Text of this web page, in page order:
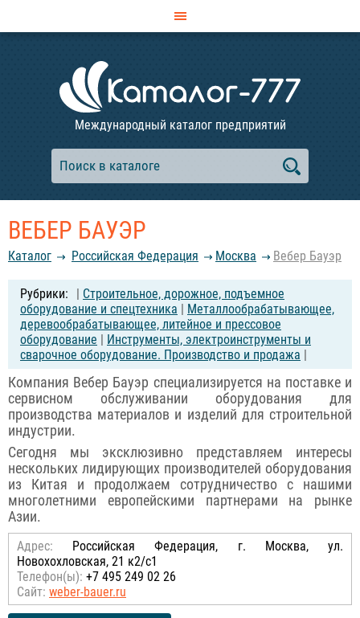
Международный каталог предприятий
ВЕБЕР БАУЭР
Каталог Российcкая Федерация Москва Вебер Бауэр
| Строительное, дорожное, подъемное
оборудование и спецтехника | Металлообрабатывающее,
деревообрабатывающее, литейное и прессовое
оборудование | Инструменты, электроинструменты и
сварочное оборудование. Производство и продажа |
Компания Вебер Бауэр специализируется на поставке и
сервисном обслуживании оборудования для
производства материалов и изделий для строительной
индустрии.
Сегодня мы эксклюзивно представляем интересы
нескольких лидирующих производителей оборудования
из Китая и продолжаем сотрудничество с нашими
многолетними европейскими партнерами на рынке
Азии.
Адрес: Российcкая Федерация, г. Москва, ул.
Новохохловская, 21 к2/с1
Телефон(ы): +7 495 249 02 26
Сайт: weber-bauer.ru